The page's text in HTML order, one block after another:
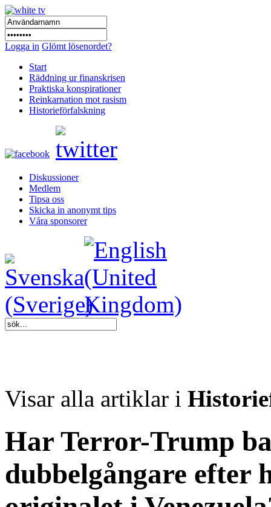
Logga in Glömt lösenordet?
Start
Räddning ur finanskrisen
Praktiska konspirationer
Reinkarnation mot rasism
Historieförfalskning
Diskussioner
Medlem
Tipsa oss
Skicka in anonymt tips
Våra sponsorer
Visar alla artiklar i
Har Terror-Trump
dubbelgångare efter